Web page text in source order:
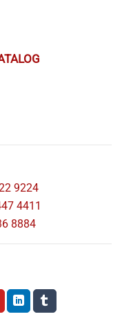
9224
4411
8884